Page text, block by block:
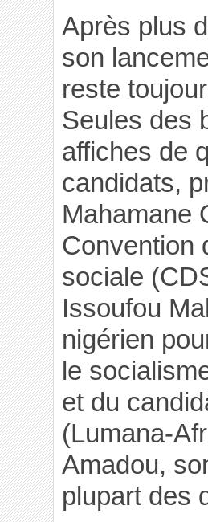
Après plus
son
reste
Seules des
affiches de
candidats,
Mahamane
Convention
sociale
Issoufou
nigérien
le
et du
(Lumana-
Amadou,
plupart des